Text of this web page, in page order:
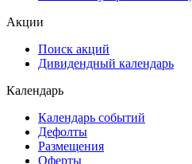
ESG
Самые популярные
Дивидендный календарь
Календарь